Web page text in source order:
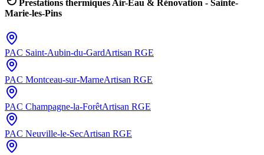
Prestations thermiques Air-Eau & Rénovation - Sainte-
Marie-les-Pins
PAC Saint-Aubin-du-GardArtisan RGE
PAC Montceau-sur-MarneArtisan RGE
PAC Champagne-la-ForêtArtisan RGE
PAC Neuville-le-SecArtisan RGE